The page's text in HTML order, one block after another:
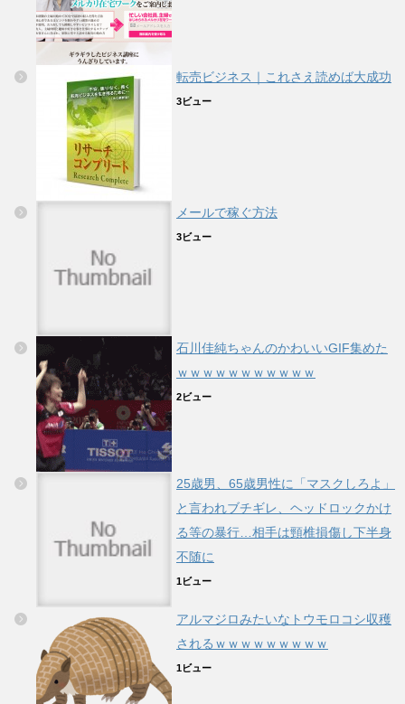
転売ビジネス｜これさえ読めば大成功
3ビュー
メールで稼ぐ方法
3ビュー
石川佳純ちゃんのかわいいGIF集めた
ｗｗｗｗｗｗｗｗｗｗｗ
2ビュー
25歳男、65歳男性に「マスクしろよ」
と言われブチギレ、ヘッドロックかけ
る等の暴行…相手は頸椎損傷し下半身
不随に
1ビュー
アルマジロみたいなトウモロコシ収穫
されるｗｗｗｗｗｗｗｗｗ
1ビュー